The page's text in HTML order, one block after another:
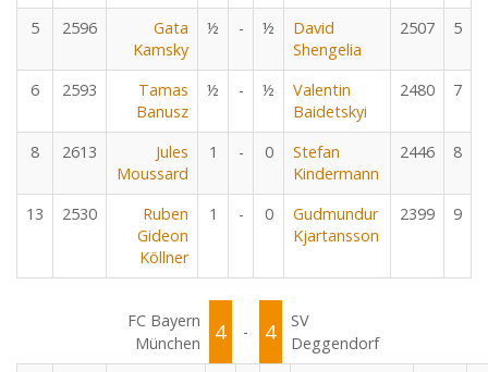
5 2596
Gata
Kamsky
½ - ½
David
Shengelia
2507 5
6 2593
Tamas
Banusz
½ - ½
Valentin
Baidetskyi
2480 7
8 2613
Jules
Moussard
1 - 0
Stefan
Kindermann
2446 8
13 2530
Ruben
Gideon
Köllner
1 - 0
Gudmundur
Kjartansson
2399 9
FC Bayern
München
4 - 4
SV
Deggendorf